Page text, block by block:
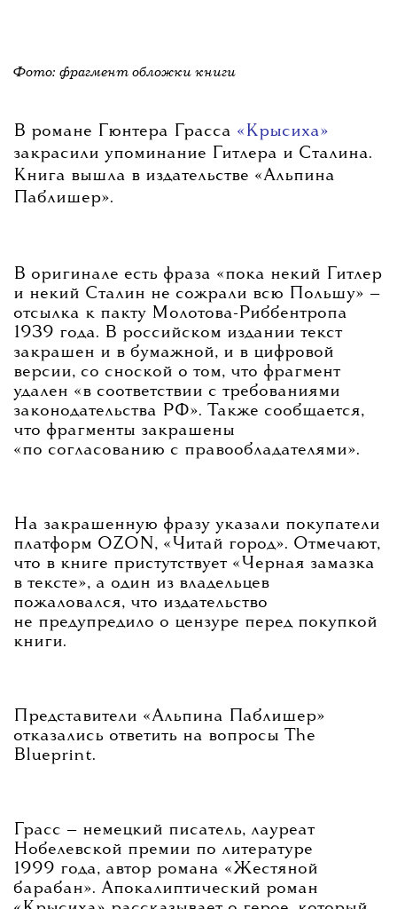
Фото: фрагмент обложки книги
В романе Гюнтера Грасса «Крысиха»
закрасили упоминание Гитлера и Сталина.
Книга вышла в издательстве «Альпина
Паблишер».
В оригинале есть фраза «пока некий Гитлер
и некий Сталин не сожрали всю Польшу» —
отсылка к пакту Молотова-Риббентропа
1939 года. В российском издании текст
закрашен и в бумажной, и в цифровой
версии, со сноской о том, что фрагмент
удален «в соответствии с требованиями
законодательства РФ». Также сообщается,
что фрагменты закрашены
«по согласованию с правообладателями».
На закрашенную фразу указали покупатели
платформ OZON, «Читай город». Отмечают,
что в книге пристутствует «Черная замазка
в тексте», а один из владельцев
пожаловался, что издательство
не предупредило о цензуре перед покупкой
книги.
Представители «Альпина Паблишер»
отказались ответить на вопросы The
Blueprint.
Грасс — немецкий писатель, лауреат
Нобелевской премии по литературе
1999 года, автор романа «Жестяной
барабан». Апокалиптический роман
«Крысиха» рассказывает о герое, который